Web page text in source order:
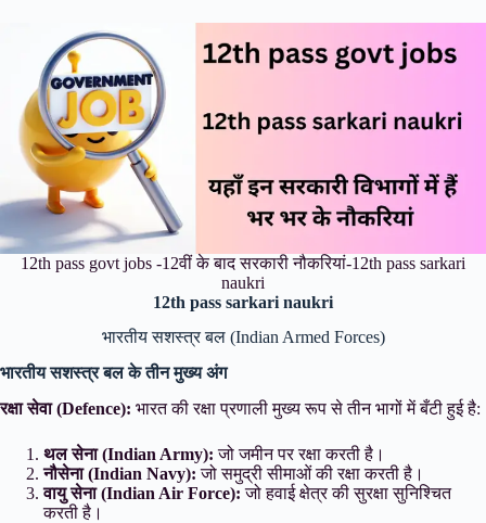
12th pass govt jobs -12वीं के बाद सरकारी नौकरियां-12th pass sarkari
naukri
12th pass sarkari naukri
भारतीय सशस्त्र बल (Indian Armed Forces)
भारतीय सशस्त्र बल के तीन मुख्य अंग
रक्षा सेवा (Defence): भारत की रक्षा प्रणाली मुख्य रूप से तीन भागों में बँटी हुई है:
थल सेना (Indian Army): जो जमीन पर रक्षा करती है।
नौसेना (Indian Navy): जो समुद्री सीमाओं की रक्षा करती है।
वायु सेना (Indian Air Force): जो हवाई क्षेत्र की सुरक्षा सुनिश्चित
करती है।